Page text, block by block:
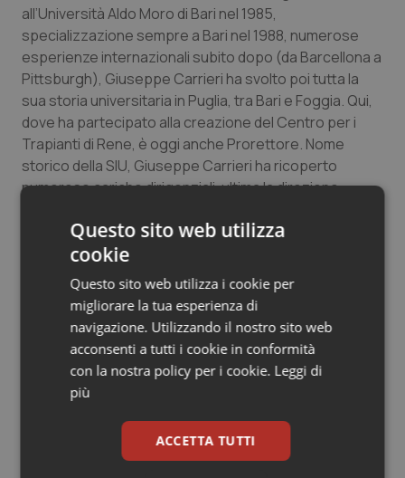
Salute orale & impianti
Sangue & coagulazione
Tiroide
Tumore al seno
Tumori del Polmone & Testa Collo
Tumori gastrointestinali
Ulcera & Reflusso
Vaccini
all’Università Aldo Moro di Bari nel 1985,
specializzazione sempre a Bari nel 1988, numerose
esperienze internazionali subito dopo (da Barcellona a
Pittsburgh), Giuseppe Carrieri ha svolto poi tutta la
sua storia universitaria in Puglia, tra Bari e Foggia. Qui,
dove ha partecipato alla creazione del Centro per i
Trapianti di Rene, è oggi anche Prorettore. Nome
storico della SIU, Giuseppe Carrieri ha ricoperto
numerose cariche dirigenziali, ultima la direzione
20 Ottobre 2022
© Riproduzione riservata
Questo sito web utilizza
cookie
Questo sito web utilizza i cookie per
migliorare la tua esperienza di
navigazione. Utilizzando il nostro sito web
acconsenti a tutti i cookie in conformità
con la nostra policy per i cookie. Leggi di
più
ACCETTA TUTTI